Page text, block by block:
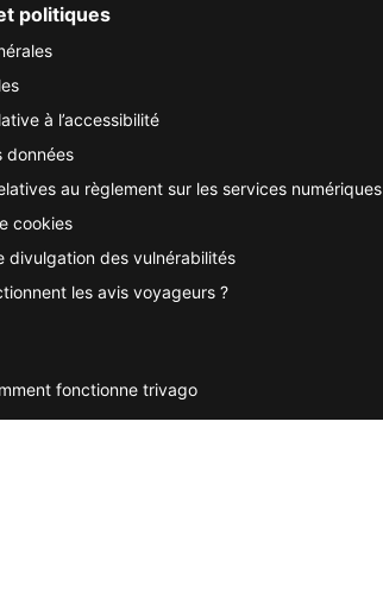
politiques
à l’accessibilité
données
au règlement sur les services numériques
cookies
divulgation des vulnérabilités
les avis voyageurs ?
fonctionne trivago